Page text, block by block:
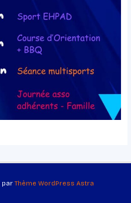
parThème WordPress Astra